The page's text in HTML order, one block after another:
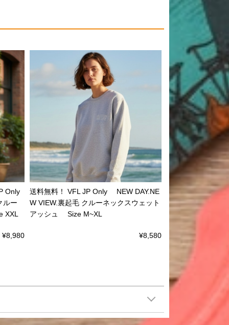
Only
ルー
XXL
¥8,980
送料無料！ VFL JP Only NEW DAY.NE
W VIEW.裏起毛 クルーネックスウェット
アッシュ Size M~XL
¥8,580